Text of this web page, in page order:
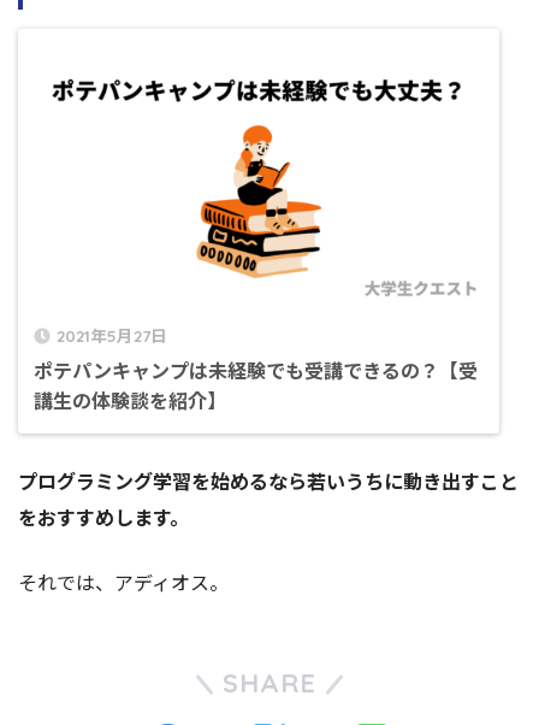
2021年5月27日
ポテパンキャンプは未経験でも受講できるの？【受
講生の体験談を紹介】
プログラミング学習を始めるなら若いうちに動き出すこと
をおすすめします。
それでは、アディオス。
SHARE